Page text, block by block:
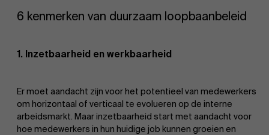
6 kenmerken van duurzaam loopbaanbeleid
1. Inzetbaarheid en werkbaarheid
Er moet aandacht zijn voor het potentieel van medewerkers
om horizontaal of verticaal te evolueren op de interne
arbeidsmarkt. Maar inzetbaarheid start met aandacht voor
hoe medewerkers in hun huidige job kunnen groeien en